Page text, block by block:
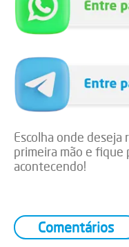
Escolha onde deseja
primeira mão e
acontecendo!
Comentários